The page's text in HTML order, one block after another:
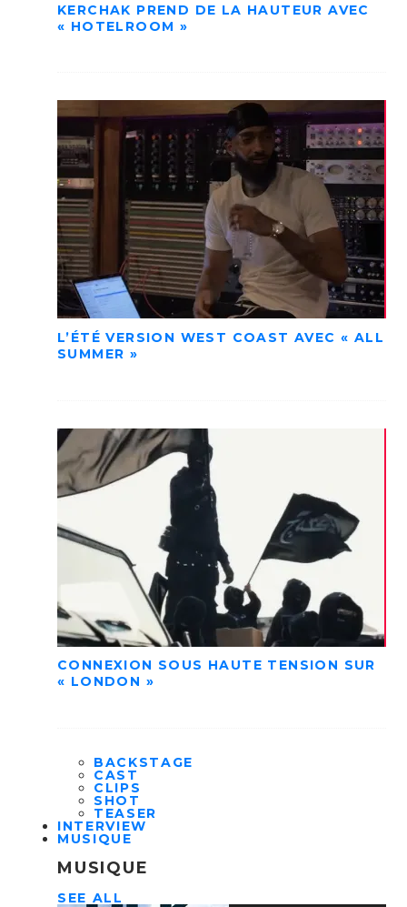
KERCHAK PREND DE LA HAUTEUR AVEC
« HOTELROOM »
L’ÉTÉ VERSION WEST COAST AVEC « ALL
SUMMER »
CONNEXION SOUS HAUTE TENSION SUR
« LONDON »
BACKSTAGE
CAST
CLIPS
SHOT
TEASER
INTERVIEW
MUSIQUE
MUSIQUE
SEE ALL